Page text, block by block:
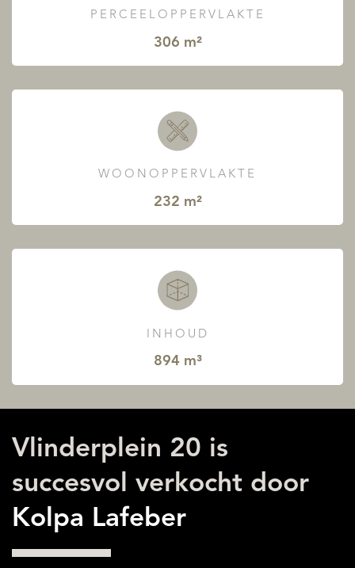
PERCEELOPPERVLAKTE
306 m²
WOONOPPERVLAKTE
232 m²
INHOUD
894 m³
Vlinderplein 20 is
succesvol verkocht door
Kolpa Lafeber